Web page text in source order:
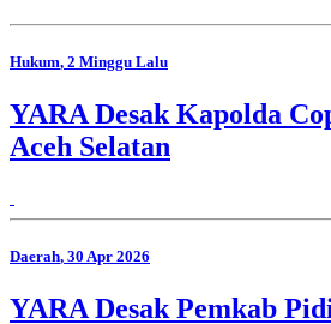
Hukum, 2 Minggu Lalu
YARA Desak Kapolda
Aceh Selatan
Daerah, 30 Apr 2026
YARA Desak Pemkab